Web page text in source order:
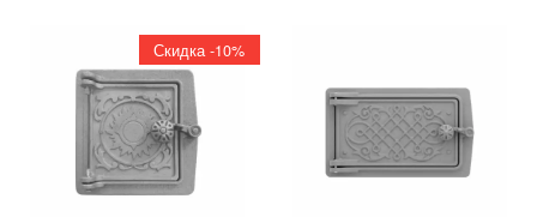
Скидка -10%